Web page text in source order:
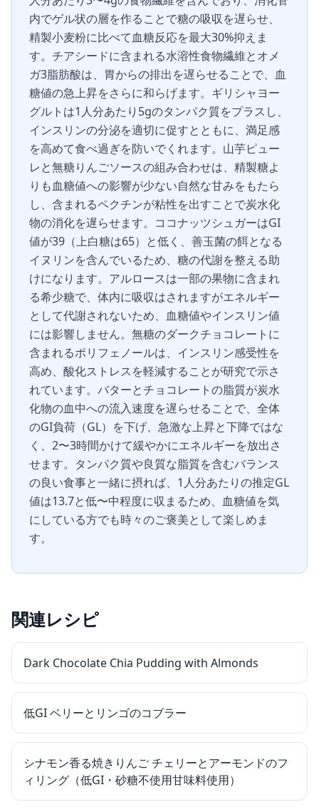
内でゲル状の層を作ることで糖の吸収を遅らせ、
精製小麦粉に比べて血糖反応を最大30%抑えま
す。チアシードに含まれる水溶性食物繊維とオメ
ガ3脂肪酸は、胃からの排出を遅らせることで、血
糖値の急上昇をさらに和らげます。ギリシャヨー
グルトは1人分あたり5gのタンパク質をプラスし、
インスリンの分泌を適切に促すとともに、満足感
を高めて食べ過ぎを防いでくれます。山芋ピュー
レと無糖りんごソースの組み合わせは、精製糖よ
りも血糖値への影響が少ない自然な甘みをもたら
し、含まれるペクチンが粘性を出すことで炭水化
物の消化を遅らせます。ココナッツシュガーはGI
値が39（上白糖は65）と低く、善玉菌の餌となる
イヌリンを含んでいるため、糖の代謝を整える助
けになります。アルロースは一部の果物に含まれ
る希少糖で、体内に吸収はされますがエネルギー
として代謝されないため、血糖値やインスリン値
には影響しません。無糖のダークチョコレートに
含まれるポリフェノールは、インスリン感受性を
高め、酸化ストレスを軽減することが研究で示さ
れています。バターとチョコレートの脂質が炭水
化物の血中への流入速度を遅らせることで、全体
のGI負荷（GL）を下げ、急激な上昇と下降ではな
く、2〜3時間かけて緩やかにエネルギーを放出さ
せます。タンパク質や良質な脂質を含むバランス
の良い食事と一緒に摂れば、1人分あたりの推定GL
値は13.7と低〜中程度に収まるため、血糖値を気
にしている方でも時々のご褒美として楽しめま
す。
関連レシピ
Dark Chocolate Chia Pudding with Almonds
低GI ベリーとリンゴのコブラー
シナモン香る焼きりんご チェリーとアーモンドのフ
ィリング（低GI・砂糖不使用甘味料使用）